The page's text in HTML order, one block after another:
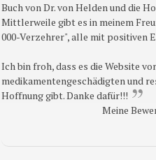
Buch von Dr. von Helden und die
Mittlerweile gibt es in meinem
000-Verzehrer", alle mit positiven
Ich bin froh, dass es die Website
medikamentengeschädigten und
Hoffnung gibt. Danke dafür!!!
Meine